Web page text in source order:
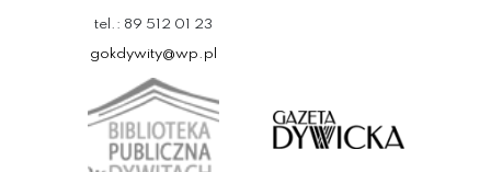
tel.: 89 512 01 23
gokdywity@wp.pl